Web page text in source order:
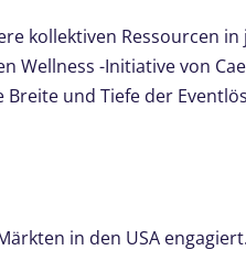
kollektiven Ressourcen in
Wellness -Initiative von
und Tiefe der
in den USA engagiert.